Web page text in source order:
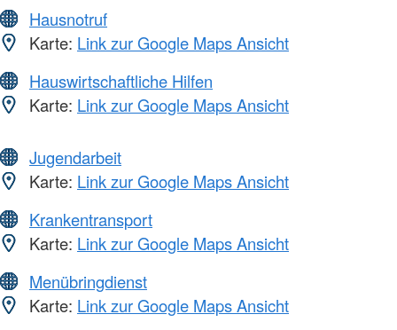
Hausnotruf
Karte: Link zur Google Maps Ansicht
Hauswirtschaftliche Hilfen
Karte: Link zur Google Maps Ansicht
Jugendarbeit
Karte: Link zur Google Maps Ansicht
Krankentransport
Karte: Link zur Google Maps Ansicht
Menübringdienst
Karte: Link zur Google Maps Ansicht